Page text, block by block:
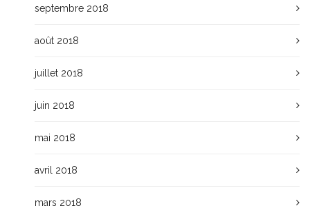
septembre 2018
août 2018
juillet 2018
juin 2018
mai 2018
avril 2018
mars 2018